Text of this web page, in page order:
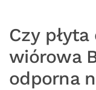
Czy
wiórowa
odporna